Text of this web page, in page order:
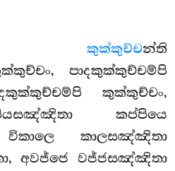
කුක්කුච්චන්ති
පාදකුක්කුච්චම්පි
කුක්කුච්චං,
කප්පියෙ
කාලසඤ්ඤිතා
අවජ්ජෙ වජ්ජසඤ්ඤිතා